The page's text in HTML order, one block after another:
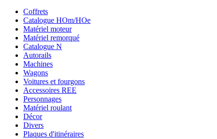
Coffrets
Catalogue HOm/HOe
Matériel moteur
Matériel remorqué
Catalogue N
Autorails
Machines
Wagons
Voitures et fourgons
Accessoires REE
Personnages
Matériel roulant
Décor
Divers
Plaques d'itinéraires